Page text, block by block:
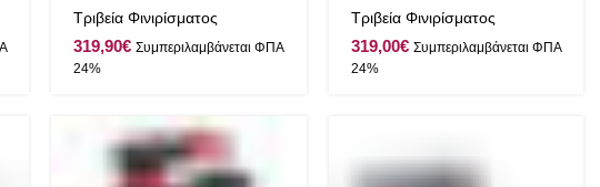
Τριβεία Φινιρίσματος
€
Τριβεία Φινιρίσματος
€